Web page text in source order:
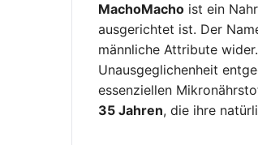
MachoMacho ist ein
ausgerichtet ist. Der
männliche Attribute
Unausgeglichenheit
essenziellen
35 Jahren, die ihre